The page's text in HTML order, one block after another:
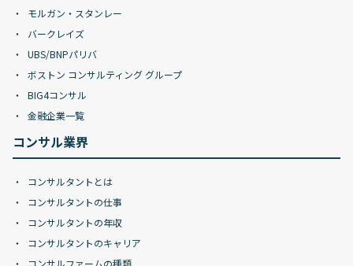
モルガン・スタンレー
バークレイズ
UBS/BNPパリバ
ボストン コンサルティング グループ
BIG4コンサル
金融企業一覧
コンサル業界
コンサルタントとは
コンサルタントの仕事
コンサルタントの年収
コンサルタントのキャリア
コンサルファームの種類